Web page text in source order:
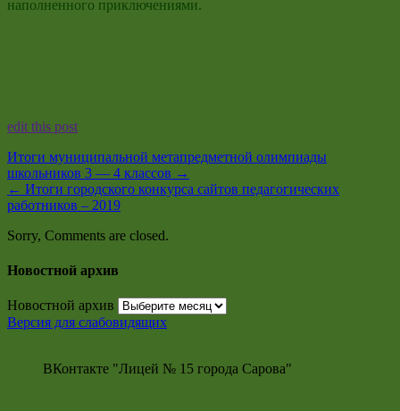
наполненного приключениями.
edit this post
Итоги муниципальной метапредметной олимпиады
школьников 3 — 4 классов →
← Итоги городского конкурса сайтов педагогических
работников – 2019
Sorry, Comments are closed.
Новостной архив
Новостной архив
Версия для слабовидящих
ВКонтакте "Лицей № 15 города Сарова"